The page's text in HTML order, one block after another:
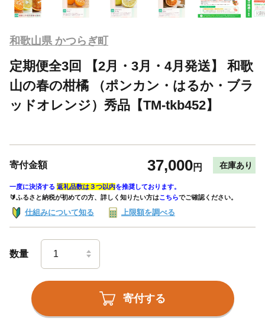
和歌山県 かつらぎ町
定期便全3回 【2月・3月・4月発送】 和歌
山の春の柑橘 （ポンカン・はるか・ブラ
ッドオレンジ）秀品【TM-tkb452】
寄付金額 37,000円 在庫あり
一度に決済する 返礼品数は３つ以内を推奨しております。
🔰ふるさと納税が初めての方、詳しく知りたい方はこちらでご確認ください。
仕組みについて知る 上限額を調べる
数量
寄付する